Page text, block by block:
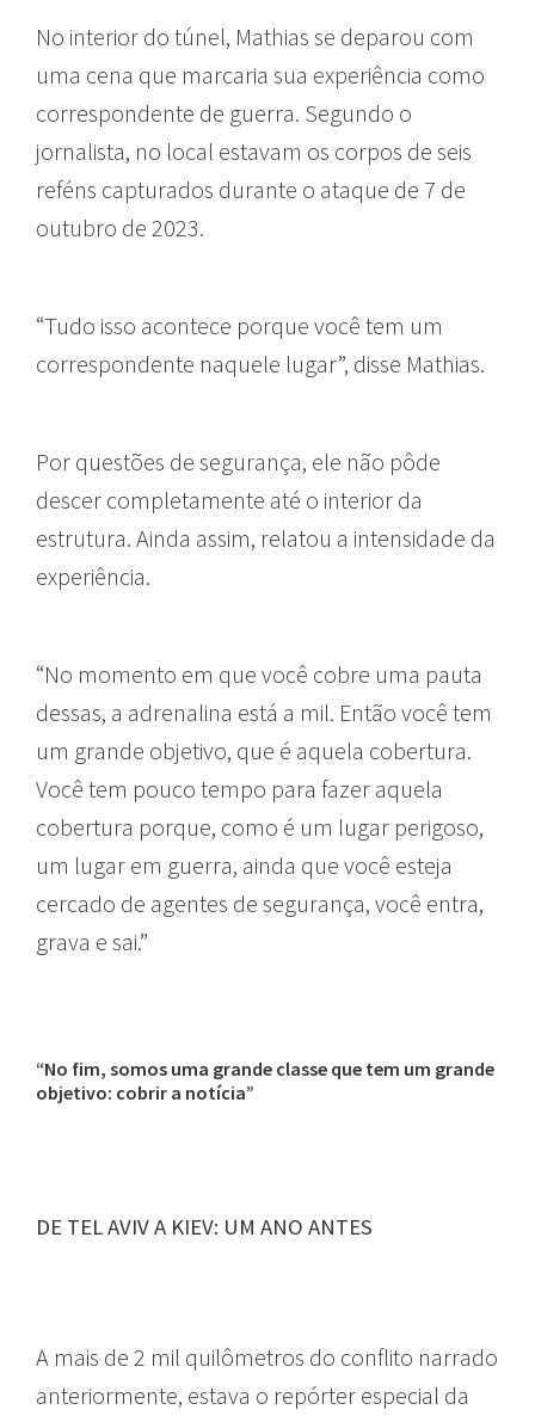
No interior do túnel, Mathias se deparou com
uma cena que marcaria sua experiência como
correspondente de guerra. Segundo o
jornalista, no local estavam os corpos de seis
reféns capturados durante o ataque de 7 de
outubro de 2023.
“Tudo isso acontece porque você tem um
correspondente naquele lugar”, disse Mathias.
Por questões de segurança, ele não pôde
descer completamente até o interior da
estrutura. Ainda assim, relatou a intensidade da
experiência.
“No momento em que você cobre uma pauta
dessas, a adrenalina está a mil. Então você tem
um grande objetivo, que é aquela cobertura.
Você tem pouco tempo para fazer aquela
cobertura porque, como é um lugar perigoso,
um lugar em guerra, ainda que você esteja
cercado de agentes de segurança, você entra,
grava e sai.”
“No fim, somos uma grande classe que tem um grande
objetivo: cobrir a notícia”
DE TEL AVIV A KIEV: UM ANO ANTES
A mais de 2 mil quilômetros do conflito narrado
anteriormente, estava o repórter especial da